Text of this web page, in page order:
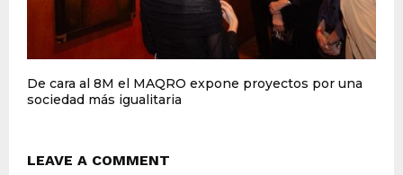
De cara al 8M el MAQRO expone proyectos por una
sociedad más igualitaria
LEAVE A COMMENT